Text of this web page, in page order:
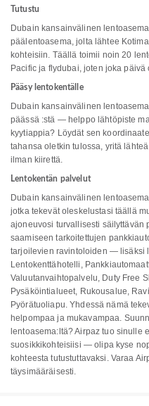
Tutustu
Dubain kansainvälinen
päälentoasema, jolta lähtee
kohteisiin. Täällä toimii noin 20
Pacific ja flydubai, joten joka
Pääsy lentokentälle
Dubain kansainvälinen
päässä :stä — helppo lähtöpiste
kyytiappia? Löydät sen
tahansa oletkin tulossa, yritä
ilman kiirettä.
Lentokentän palvelut
Dubain kansainvälinen
jotka tekevät oleskelustasi täällä
ajoneuvosi turvallisesti säilyttävän
saamiseen tarkoitettujen
tarjoilevien ravintoloiden — lisäksi
Lentokenttähotelli,
Valuutanvaihtopalvelu, Duty Free
Pysäköintialueet, Rukousalue,
Pyörätuoliapu. Yhdessä nämä
helpompaa ja mukavampaa.
lentoasema:ltä? Airpaz tuo sinulle
suosikkikohteisiisi — olipa kyse
kohteesta tutustuttavaksi. Varaa
täysimääräisesti.